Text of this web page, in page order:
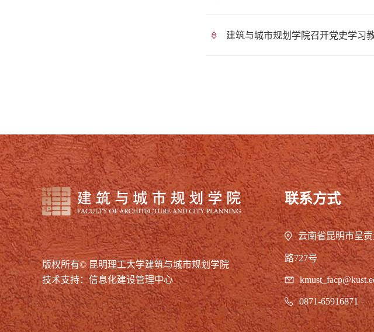
建筑与城市规划学院召开党史学习
版权所有© 昆明理工大学建筑与城市规划学院
技术支持：信息化建设管理中心
联系方式
云南省昆明市呈
路727号
0871-65916871